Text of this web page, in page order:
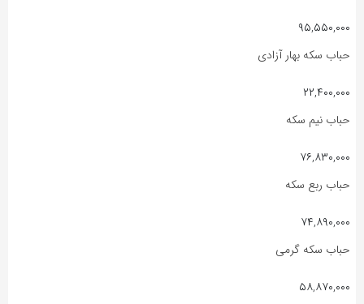
۹۵,۵۵۰,۰۰۰
حباب سکه بهار آزادی
۲۲,۴۰۰,۰۰۰
حباب نیم سکه
۷۶,۸۳۰,۰۰۰
حباب ربع سکه
۷۴,۸۹۰,۰۰۰
حباب سکه گرمی
۵۸,۸۷۰,۰۰۰